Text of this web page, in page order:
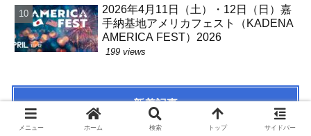
2026年4月11日（土）・12日（日）嘉
手納基地アメリカフェスト（KADENA
AMERICA FEST）2026
199 views
新着記事
メニュー ホーム 検索 トップ サイドバー